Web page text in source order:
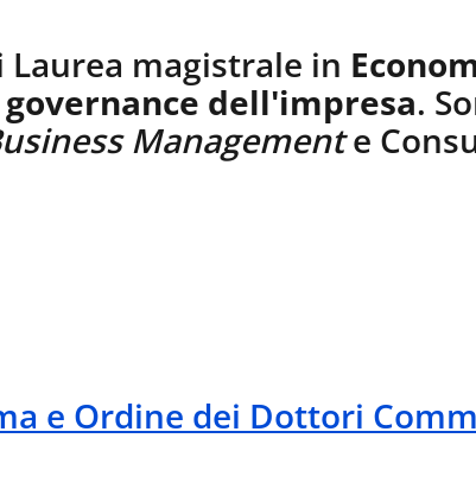
Laurea magistrale in
dell'impresa.
Managemente
e Ordine dei Dottori